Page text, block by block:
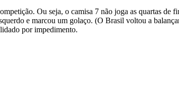
Ou seja, o camisa 7 não joga as quartas de
e marcou um golaço. (O Brasil voltou a
por impedimento.